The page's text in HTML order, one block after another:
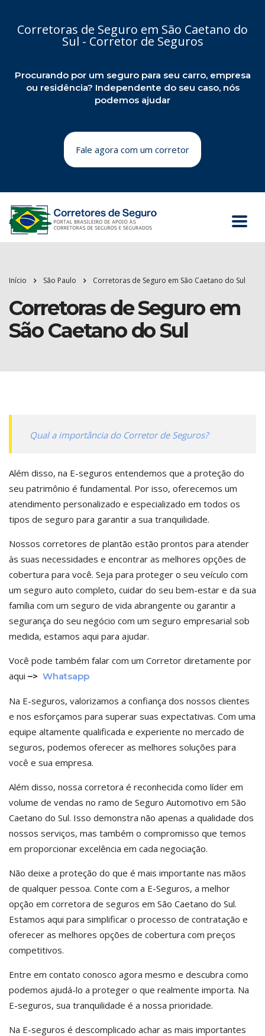
Corretoras de Seguro em São Caetano do
Sul - Corretor de Seguros
Procurando por um seguro para seu carro, empresa
ou residência? Independente do seu caso, nós
podemos ajudar
Fale agora com um corretor
Início São Paulo Corretoras de Seguro em São Caetano do Sul
Corretoras de Seguro em
São Caetano do Sul
Qual a importância do Corretor de Seguros?
Além disso, na E-seguros entendemos que a proteção do
seu patrimônio é fundamental. Por isso, oferecemos um
atendimento personalizado e especializado em todos os
tipos de seguro para garantir a sua tranquilidade.
Nossos corretores de plantão estão prontos para atender
às suas necessidades e encontrar as melhores opções de
cobertura para você. Seja para proteger o seu veículo com
um seguro auto completo, cuidar do seu bem-estar e da sua
família com um seguro de vida abrangente ou garantir a
segurança do seu negócio com um seguro empresarial sob
medida, estamos aqui para ajudar.
Você pode também falar com um Corretor diretamente por
aqui –> Whatsapp
Na E-seguros, valorizamos a confiança dos nossos clientes
e nos esforçamos para superar suas expectativas. Com uma
equipe altamente qualificada e experiente no mercado de
seguros, podemos oferecer as melhores soluções para
você e sua empresa.
Além disso, nossa corretora é reconhecida como líder em
volume de vendas no ramo de Seguro Automotivo em São
Caetano do Sul. Isso demonstra não apenas a qualidade dos
nossos serviços, mas também o compromisso que temos
em proporcionar excelência em cada negociação.
Não deixe a proteção do que é mais importante nas mãos
de qualquer pessoa. Conte com a E-Seguros, a melhor
opção em corretora de seguros em São Caetano do Sul.
Estamos aqui para simplificar o processo de contratação e
oferecer as melhores opções de cobertura com preços
competitivos.
Entre em contato conosco agora mesmo e descubra como
podemos ajudá-lo a proteger o que realmente importa. Na
E-seguros, sua tranquilidade é a nossa prioridade.
Na E-seguros é descomplicado achar as mais importantes